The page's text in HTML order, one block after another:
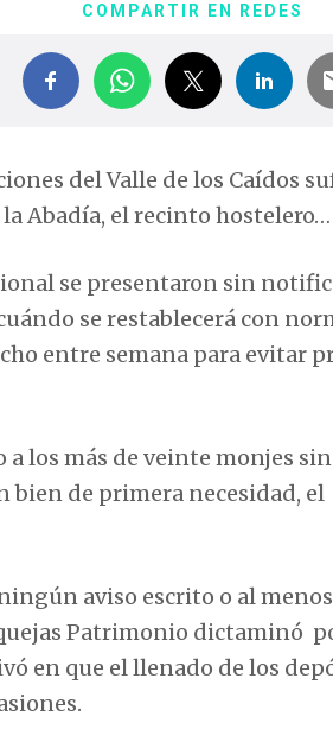
COMPARTIR EN REDES
del Valle de los Caídos
Abadía, el recinto hostelero…
se presentaron sin
se restablecerá con
entre semana para evitar
a los más de veinte monjes
de primera necesidad,
aviso escrito o al
Patrimonio dictaminó
en que el llenado de los